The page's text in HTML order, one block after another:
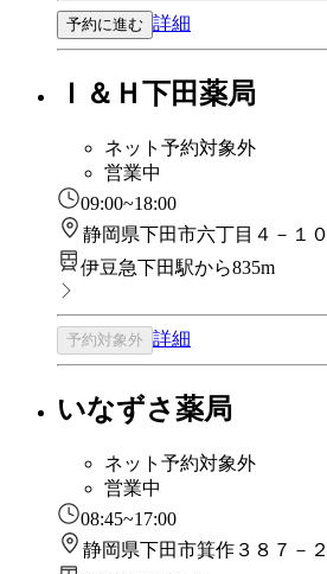
予約に進む 詳細
Ｉ＆Ｈ下田薬局
ネット予約対象外
営業中
09:00~18:00
静岡県下田市六丁目４－１０
伊豆急下田駅から835m
予約対象外 詳細
いなずさ薬局
ネット予約対象外
営業中
08:45~17:00
静岡県下田市箕作３８７－２